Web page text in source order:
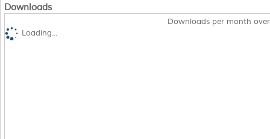
Downloads
Downloads per month
Loading...